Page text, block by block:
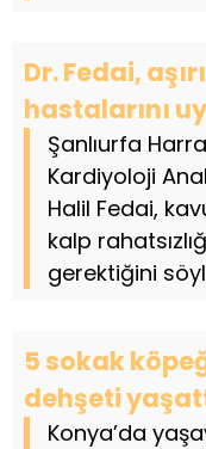
Dr. Fedai,
hastalarını
Şanlıurfa
Kardiyoloji
Halil Fedai,
kalp
gerektiğini
5 sokak
dehşeti
Konya’da